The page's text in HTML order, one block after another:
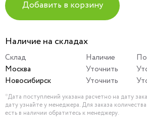
Добавить в корзину
Наличие на складах
Склад Наличие
Москва
Уточнить
Новосибирск
Уточнить
*Дата поступлений указана расчетно на дату
дату узнайте у менеджера. Для заказа
есть в наличии обратитесь к менеджеру.